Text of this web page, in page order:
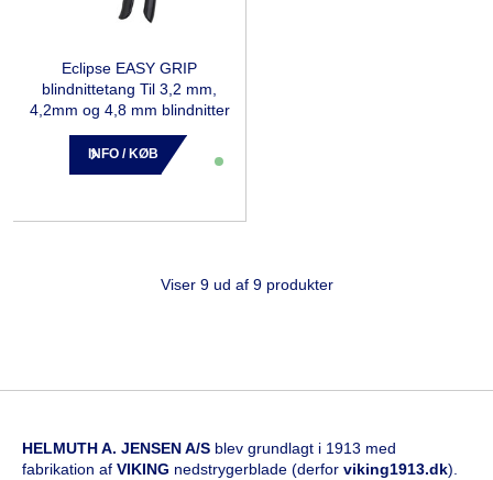
Eclipse EASY GRIP
blindnittetang Til 3,2 mm,
4,2mm og 4,8 mm blindnitter
INFO / KØB
Viser 9 ud af 9 produkter
HELMUTH A. JENSEN A/S blev grundlagt i 1913 med
fabrikation af VIKING nedstrygerblade (derfor viking1913.dk).